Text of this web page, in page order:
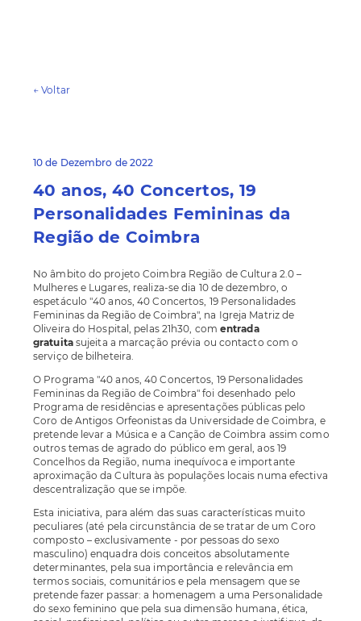
← Voltar
10 de Dezembro de 2022
40 anos, 40 Concertos, 19
Personalidades Femininas da
Região de Coimbra
No âmbito do projeto Coimbra Região de Cultura 2.0 –
Mulheres e Lugares, realiza-se dia 10 de dezembro, o
espetáculo "40 anos, 40 Concertos, 19 Personalidades
Femininas da Região de Coimbra", na Igreja Matriz de
Oliveira do Hospital, pelas 21h30, com entrada
gratuitasujeita a marcação prévia ou contacto com o
serviço de bilheteira.
O Programa "40 anos, 40 Concertos, 19 Personalidades
Femininas da Região de Coimbra" foi desenhado pelo
Programa de residências e apresentações públicas pelo
Coro de Antigos Orfeonistas da Universidade de Coimbra, e
pretende levar a Música e a Canção de Coimbra assim como
outros temas de agrado do público em geral, aos 19
Concelhos da Região, numa inequívoca e importante
aproximação da Cultura às populações locais numa efectiva
descentralização que se impõe.
Esta iniciativa, para além das suas características muito
peculiares (até pela circunstância de se tratar de um Coro
composto – exclusivamente - por pessoas do sexo
masculino) enquadra dois conceitos absolutamente
determinantes, pela sua importância e relevância em
termos sociais, comunitários e pela mensagem que se
pretende fazer passar: a homenagem a uma Personalidade
do sexo feminino que pela sua dimensão humana, ética,